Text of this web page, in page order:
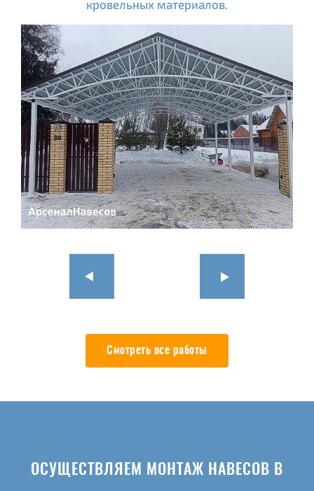
кровельных материалов.
Смотреть все работы
ОСУЩЕСТВЛЯЕМ МОНТАЖ НАВЕСОВ В